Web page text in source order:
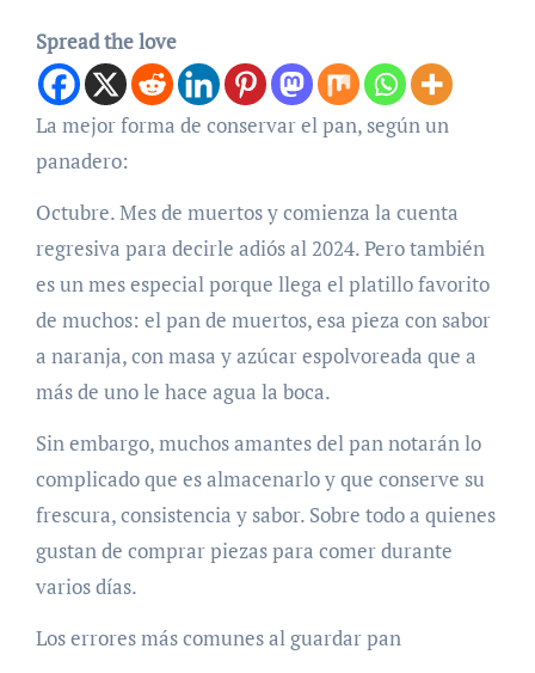
Spread the love
La mejor forma de conservar el pan, según un
panadero:
Octubre. Mes de muertos y comienza la cuenta
regresiva para decirle adiós al 2024. Pero también
es un mes especial porque llega el platillo favorito
de muchos: el pan de muertos, esa pieza con sabor
a naranja, con masa y azúcar espolvoreada que a
más de uno le hace agua la boca.
Sin embargo, muchos amantes del pan notarán lo
complicado que es almacenarlo y que conserve su
frescura, consistencia y sabor. Sobre todo a quienes
gustan de comprar piezas para comer durante
varios días.
Los errores más comunes al guardar pan